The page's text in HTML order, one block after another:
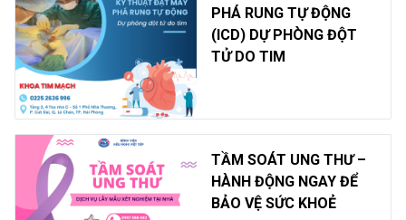
PHÁ RUNG TỰ ĐỘNG
(ICD) DỰ PHÒNG ĐỘT
TỬ DO TIM
TẦM SOÁT UNG THƯ –
HÀNH ĐỘNG NGAY ĐỂ
BẢO VỆ SỨC KHOẺ